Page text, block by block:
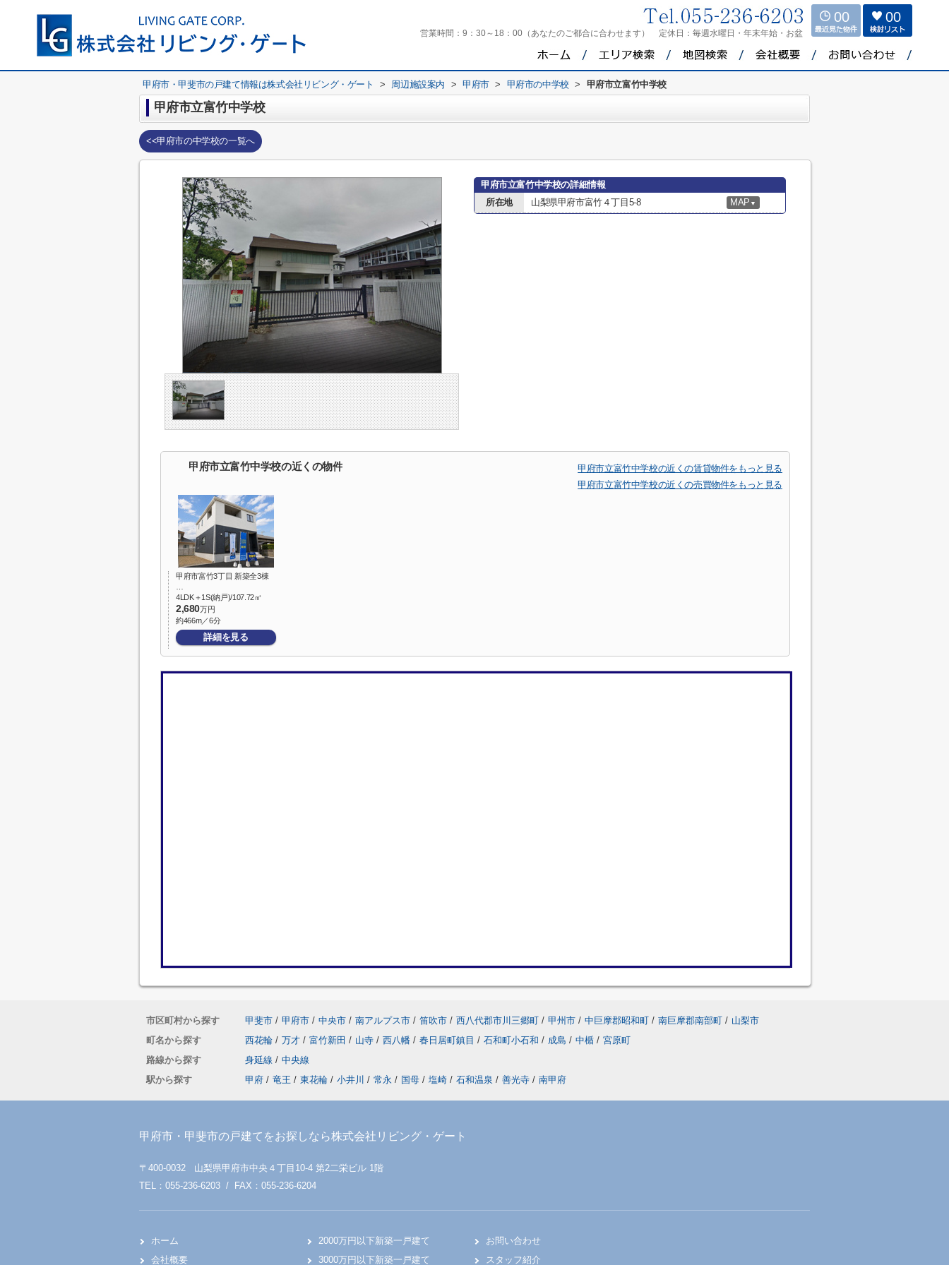
営業時間： 9：30～18：00（あなたのご都合に合わせます） 定休日： 毎週水曜日・年末年始・お盆
00 00
甲府市・甲斐市の戸建て情報は株式会社リビング・ゲート > 周辺施設案内 > 甲府市 > 甲府市の中学校 > 甲府市立富竹中学校
甲府市立富竹中学校
<<甲府市の中学校の一覧へ
甲府市立富竹中学校の詳細情報
所在地
山梨県甲府市富竹４丁目5-8 MAP ▼
甲府市立富竹中学校の近くの物件
甲府市立富竹中学校の近くの賃貸物件をもっと見る
甲府市立富竹中学校の近くの売買物件をもっと見る
甲府市富竹3丁目 新築全3棟
4LDK＋1S(納戸)/107.72㎡
2,680万円
約466m／6分
詳細を見る
市区町村から探す 甲斐市 / 甲府市 / 中央市 / 南アルプス市 / 笛吹市 / 西八代郡市川三郷町 / 甲州市 / 中巨摩郡昭和町 / 南巨摩郡南部町 / 山梨市
町名から探す
西花輪 / 万才 / 富竹新田 / 山寺 / 西八幡 / 春日居町鎮目 / 石和町小石和 / 成島 / 中楯 / 宮原町
路線から探す
身延線 / 中央線
駅から探す
甲府 / 竜王 / 東花輪 / 小井川 / 常永 / 国母 / 塩崎 / 石和温泉 / 善光寺 / 南甲府
甲府市・甲斐市の戸建てをお探しなら株式会社リビング・ゲート
〒400-0032 山梨県甲府市中央４丁目10-4 第2二栄ビル 1階
TEL：055-236-6203 / FAX：055-236-6204
ホーム
会社概要
2000万円以下新築一戸建て
3000万円以下新築一戸建て
お問い合わせ
スタッフ紹介